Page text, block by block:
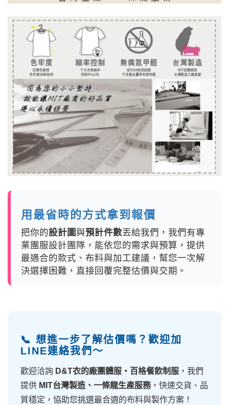
用最省時的方式拿到報價
把你的設計圖與預計件數丟給我們，我們有專
業團服設計團隊，能依您的需求與預算，提供
最適合的款式、布料與加工建議，幫您一次解
決選擇困難，直接回覆完整估價與交期。
📞 想進一步了解估價嗎？歡迎加
LINE連絡我們～
歡迎洽詢 D&T衣的廠團體服・百格餐飲制服 ，我們
提供 MIT台灣製造、一條龍生產服務，快速交貨、品
質穩定，協助您挑選最合適的布料與製作方案！